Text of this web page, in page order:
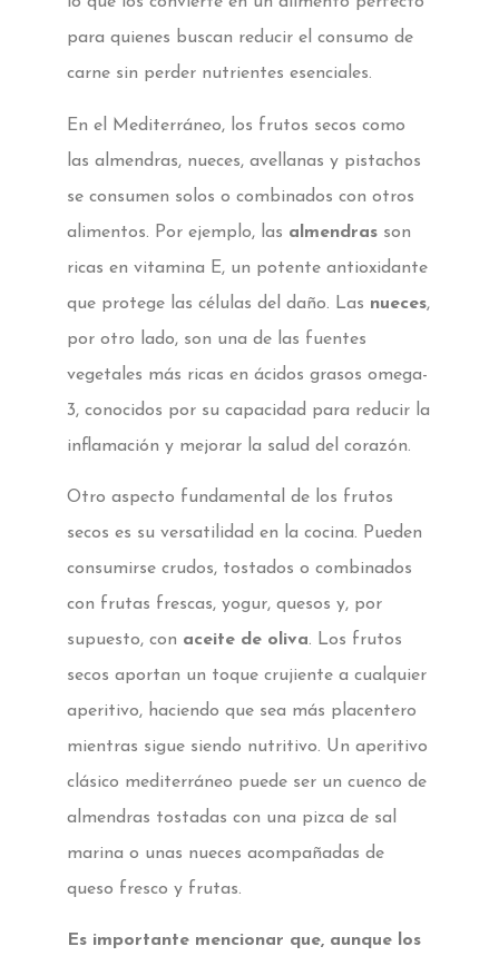
para quienes buscan reducir el consumo de
carne sin perder nutrientes esenciales.
En el Mediterráneo, los frutos secos como
las almendras, nueces, avellanas y pistachos
se consumen solos o combinados con otros
alimentos. Por ejemplo, las almendras son
ricas en vitamina E, un potente antioxidante
que protege las células del daño. Las nueces,
por otro lado, son una de las fuentes
vegetales más ricas en ácidos grasos omega-
3, conocidos por su capacidad para reducir la
inflamación y mejorar la salud del corazón.
Otro aspecto fundamental de los frutos
secos es su versatilidad en la cocina. Pueden
consumirse crudos, tostados o combinados
con frutas frescas, yogur, quesos y, por
supuesto, con aceite de oliva. Los frutos
secos aportan un toque crujiente a cualquier
aperitivo, haciendo que sea más placentero
mientras sigue siendo nutritivo. Un aperitivo
clásico mediterráneo puede ser un cuenco de
almendras tostadas con una pizca de sal
marina o unas nueces acompañadas de
queso fresco y frutas.
Es importante mencionar que, aunque los